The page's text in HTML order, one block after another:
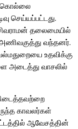
செய்யப்பட்டது.
தலைமையில்
வந்தனர்.
உதவிக்கு
அடைத்து வாசலில்
காவலர்கள்
ஆவேசத்தின்